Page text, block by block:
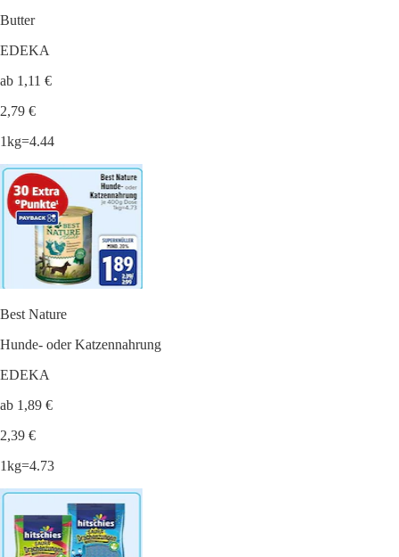
Butter
EDEKA
ab 1,11 €
2,79 €
1kg=4.44
Best Nature
Hunde- oder Katzennahrung
EDEKA
ab 1,89 €
2,39 €
1kg=4.73